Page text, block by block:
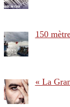
150
« La